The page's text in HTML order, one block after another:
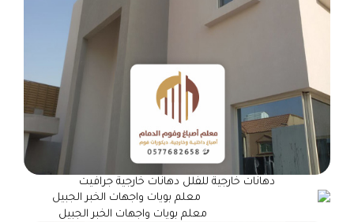
دهانات خارجية للفلل دهانات خارجية جرافيت
معلم بويات واجهات الخبر الجبيل